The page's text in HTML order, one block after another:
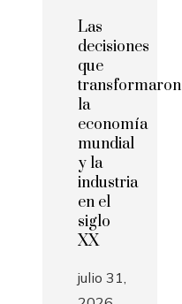
Las
decisiones
que
transformaron
la
economía
mundial
y la
industria
en el
siglo
XX
julio 31,